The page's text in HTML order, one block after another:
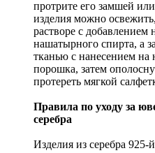
протрите его замшей
изделия можно
растворе с добавлением
нашатырного спирта, а
тканью с нанесением на
порошка, затем
протереть мягкой
Правила по уходу за
серебра
Изделия из серебра